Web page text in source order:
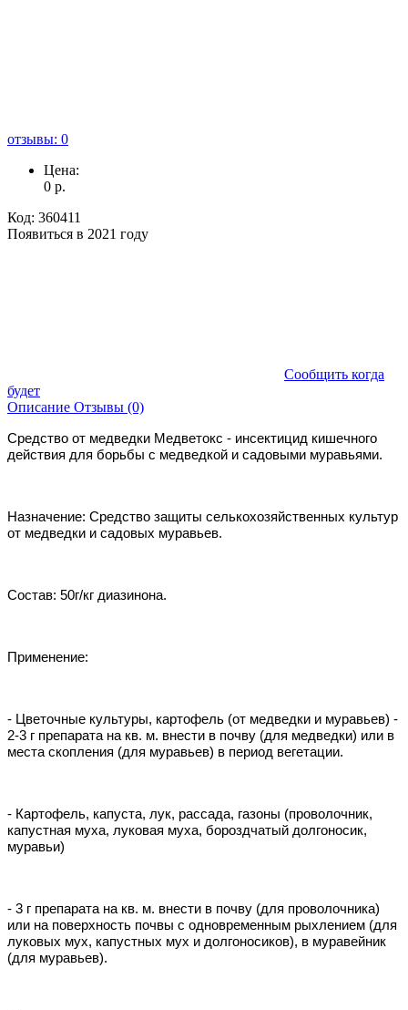
отзывы: 0
Цена:
0 р.
Код: 360411
Появиться в 2021 году
Сообщить когда
будет
Описание Отзывы (0)
Средство от медведки Медветокс - инсектицид кишечного
действия для борьбы с медведкой и садовыми муравьями.
Назначение: Средство защиты селькохозяйственных культур
от медведки и садовых муравьев.
Состав: 50г/кг диазинона.
Применение:
- Цветочные культуры, картофель (от медведки и муравьев) -
2-3 г препарата на кв. м. внести в почву (для медведки) или в
места скопления (для муравьев) в период вегетации.
- Картофель, капуста, лук, рассада, газоны (проволочник,
капустная муха, луковая муха, бороздчатый долгоносик,
муравьи)
- 3 г препарата на кв. м. внести в почву (для проволочника)
или на поверхность почвы с одновременным рыхлением (для
луковых мух, капустных мух и долгоносиков), в муравейник
(для муравьев).